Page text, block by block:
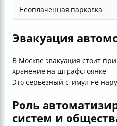
Неоплаченная парковка
Эвакуация
В Москве эвакуация стоит
хранение на штрафстоянке —
Это серьёзный стимул не
Роль
систем и